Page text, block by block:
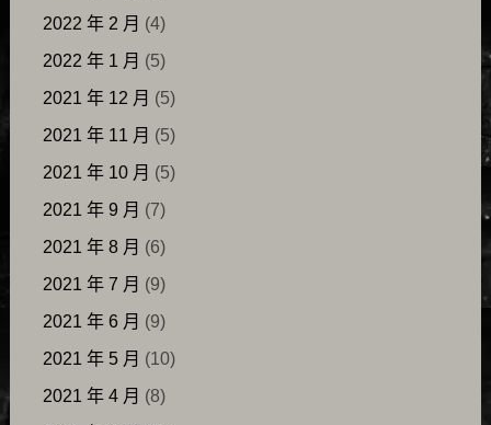
2022 年 2 月 (4)
2022 年 1 月 (5)
2021 年 12 月 (5)
2021 年 11 月 (5)
2021 年 10 月 (5)
2021 年 9 月 (7)
2021 年 8 月 (6)
2021 年 7 月 (9)
2021 年 6 月 (9)
2021 年 5 月 (10)
2021 年 4 月 (8)